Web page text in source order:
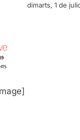
dimarts, 1 de